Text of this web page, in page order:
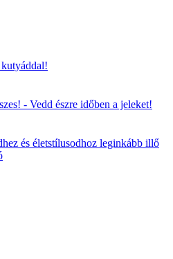
- Vedd észre időben a jeleket!
és életstílusodhoz leginkább illő